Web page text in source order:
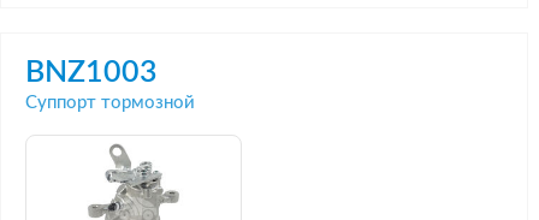
BNZ1003
Суппорт тормозной